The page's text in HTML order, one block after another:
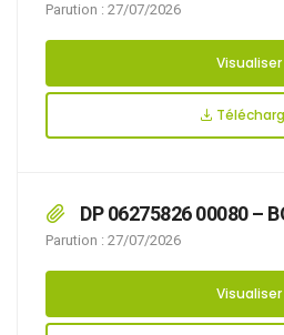
d’Agglomération du
Mont Joie – Construction
photovoltaïques sur le
aquatique Hélicéa
Parution : 27/07/2026
Visualiser
DP 06275826 00080 –
Andrée – 105 Rue au Bois
(pose d’un puits de
Parution : 27/07/2026
Visualiser